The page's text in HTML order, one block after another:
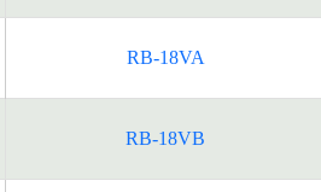
RB-18VA
RB-18VB